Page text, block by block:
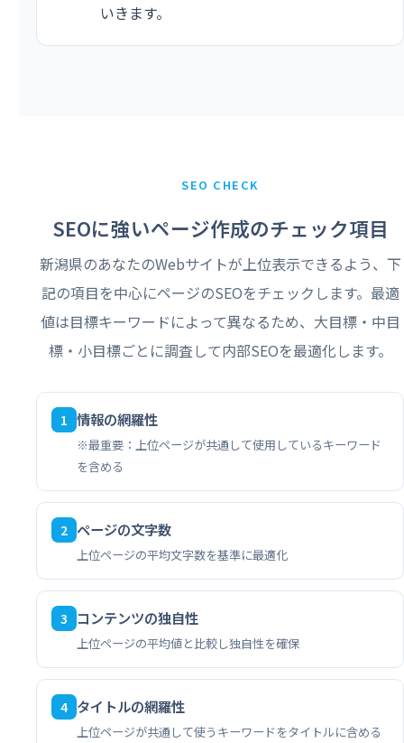
いきます。
SEO CHECK
SEOに強いページ作成のチェック項目
新潟県のあなたのWebサイトが上位表示できるよう、下
記の項目を中心にページのSEOをチェックします。最適
値は目標キーワードによって異なるため、大目標・中目
標・小目標ごとに調査して内部SEOを最適化します。
1 情報の網羅性
※最重要：上位ページが共通して使用しているキーワード
を含める
2 ページの文字数
上位ページの平均文字数を基準に最適化
3 コンテンツの独自性
上位ページの平均値と比較し独自性を確保
4 タイトルの網羅性
上位ページが共通して使うキーワードをタイトルに含める